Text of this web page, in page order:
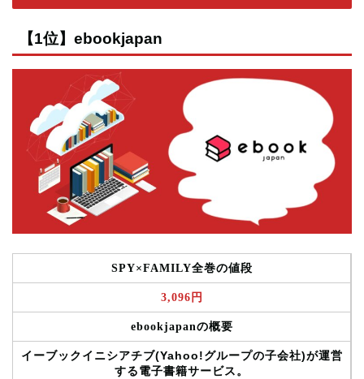
【1位】ebookjapan
SPY×FAMILY全巻の値段
3,096円
ebookjapanの概要
イーブックイニシアチブ(Yahoo!グループの子会社)が運営
する電子書籍サービス。